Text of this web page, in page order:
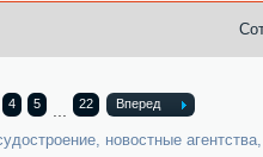
4 5 22 Вперед
, новостные агентства,